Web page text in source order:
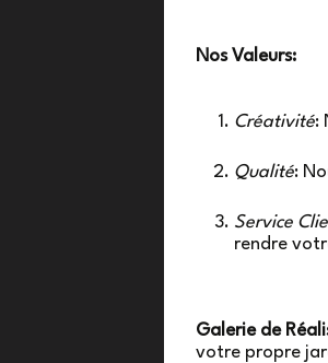
Nos Valeurs:
Créativité:
Qualité:
Service
rendre
Galerie de
votre propre